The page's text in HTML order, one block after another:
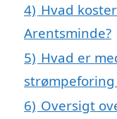
4) Hvad
Arentsminde?
5) Hvad er
6) Oversigt